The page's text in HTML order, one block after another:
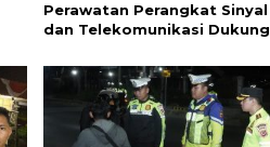
Perawatan Perangkat Sinyal
dan Telekomunikasi Dukung